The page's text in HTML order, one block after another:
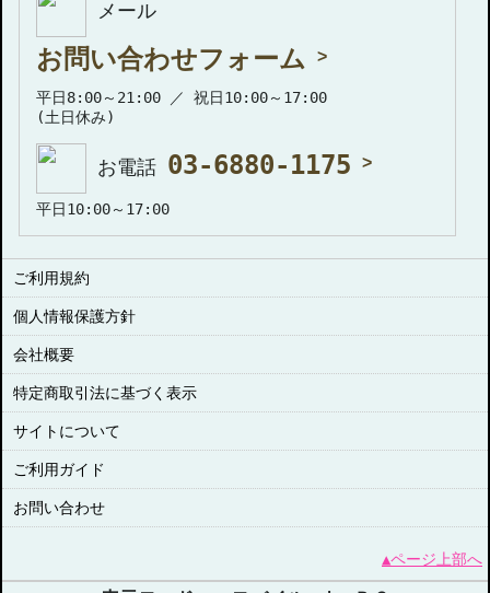
メール
お問い合わせフォーム
平日8:00～21:00 ／ 祝日10:00～17:00
(土日休み)
お電話 03-6880-1175
平日10:00～17:00
ご利用規約
個人情報保護方針
会社概要
特定商取引法に基づく表示
サイトについて
ご利用ガイド
お問い合わせ
▲ページ上部へ